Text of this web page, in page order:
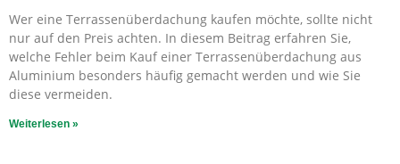
Wer eine Terrassenüberdachung kaufen möchte, sollte nicht
nur auf den Preis achten. In diesem Beitrag erfahren Sie,
welche Fehler beim Kauf einer Terrassenüberdachung aus
Aluminium besonders häufig gemacht werden und wie Sie
diese vermeiden.
Weiterlesen »